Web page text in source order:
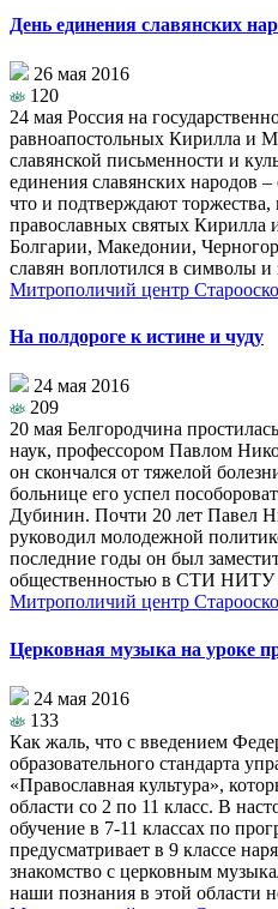
День единения славянских
26 мая 2016
120
24 мая Россия на
равноапостольных Кирилла и
славянской письменности и
единения славянских народов
что и подтверждают
православных святых Кирилла
Болгарии, Македонии,
славян воплотился в символы
Митрополичий центр
На полдороге к истине и чуду
24 мая 2016
209
20 мая Белгородчина
наук, профессором Павлом
он скончался от тяжелой
больнице его успел
Дубинин. Почти 20 лет Павел
руководил молодежной
последние годы он был
общественностью в СТИ
Митрополичий центр
Церковная музыка на уроке
24 мая 2016
133
Как жаль, что с введением
образовательного стандарта
«Православная культура»,
области со 2 по 11 класс. В
обучение в 7-11 классах по
предусматривает в 9 классе
знакомство с церковным
наши познания в этой области